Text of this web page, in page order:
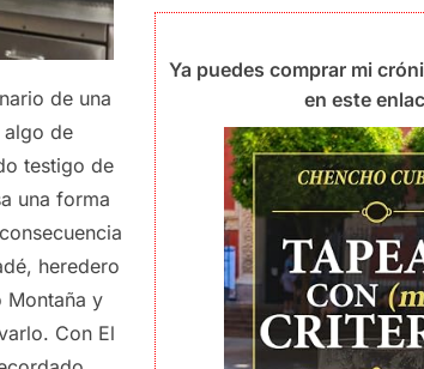
de una
algo de
testigo de
una forma
heredero
Montaña y
Con El
Ya puedes comprar mi
en este